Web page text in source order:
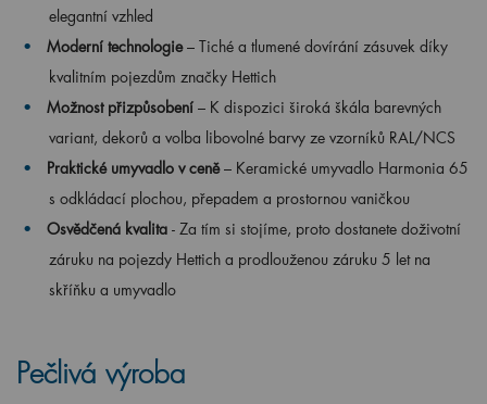
elegantní vzhled
Moderní technologie– Tiché a tlumené dovírání zásuvek díky
kvalitním pojezdům značky Hettich
Možnost přizpůsobení – K dispozici široká škála barevných
variant, dekorů a volba libovolné barvy ze vzorníků RAL/NCS
Praktické umyvadlo v ceně– Keramické umyvadlo Harmonia 65
s odkládací plochou, přepadem a prostornou vaničkou
Osvědčená kvalita - Za tím si stojíme, proto dostanete doživotní
záruku na pojezdy Hettich a prodlouženou záruku 5 let na
skříňku a umyvadlo
Pečlivá výroba